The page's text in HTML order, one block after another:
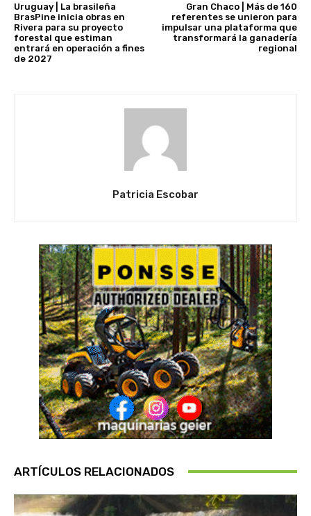
Uruguay | La brasileña
BrasPine inicia obras en
Rivera para su proyecto
forestal que estiman
entrará en operación a fines
de 2027
Gran Chaco | Más de 160
referentes se unieron para
impulsar una plataforma que
transformará la ganadería
regional
Patricia Escobar
ARTÍCULOS RELACIONADOS